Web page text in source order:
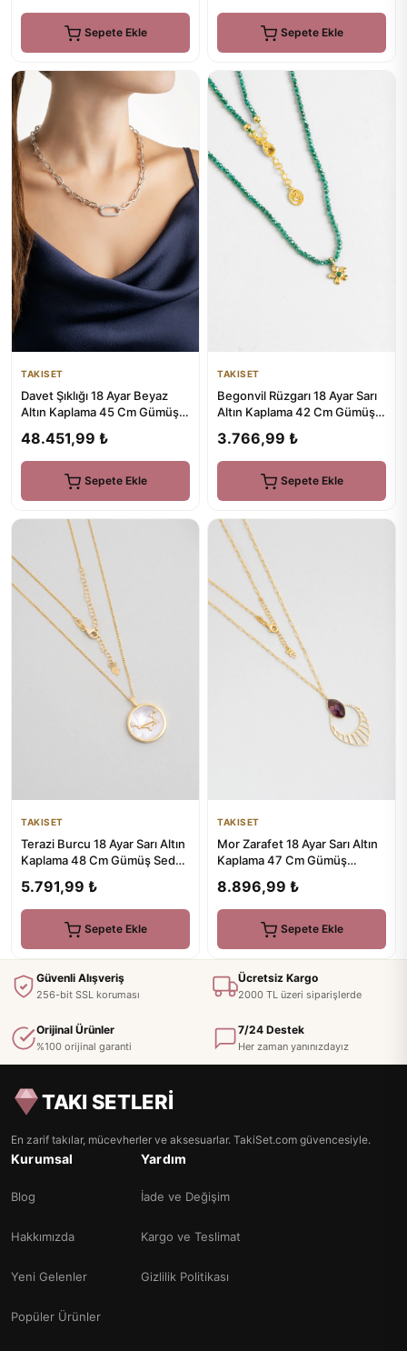
Sepete Ekle Sepete Ekle
TAKISET
Davet Şıklığı 18 Ayar Beyaz
Altın Kaplama 45 Cm Gümüş
48.451,99 ₺
Sepete Ekle
TAKISET
Begonvil Rüzgarı 18 Ayar Sarı
Altın Kaplama 42 Cm Gümüş
3.766,99 ₺
Sepete Ekle
TAKISET
Terazi Burcu 18 Ayar Sarı Altın
Kaplama 48 Cm Gümüş Sedef
5.791,99 ₺
Sepete Ekle
TAKISET
Mor Zarafet 18 Ayar Sarı Altın
Kaplama 47 Cm Gümüş
8.896,99 ₺
Sepete Ekle
Güvenli Alışveriş
256-bit SSL koruması
Ücretsiz Kargo
2000 TL üzeri siparişlerde
Orijinal Ürünler
%100 orijinal garanti
7/24 Destek
Her zaman yanınızdayız
TAKI SETLERİ
En zarif takılar, mücevherler ve aksesuarlar. TakiSet.com güvencesiyle.
Kurumsal
Blog
Hakkımızda
Yeni Gelenler
Popüler Ürünler
Yardım
İade ve Değişim
Kargo ve Teslimat
Gizlilik Politikası